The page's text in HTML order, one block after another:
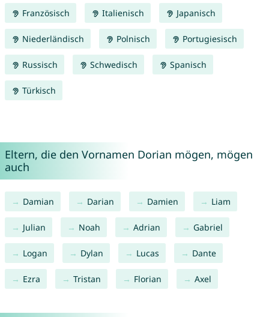
Französisch Italienisch Japanisch
Niederländisch Polnisch Portugiesisch
Russisch Schwedisch Spanisch
Türkisch
Eltern, die den Vornamen Dorian mögen, mögen
auch
Damian Darian Damien Liam
Julian Noah Adrian Gabriel
Logan Dylan Lucas Dante
Ezra Tristan Florian Axel